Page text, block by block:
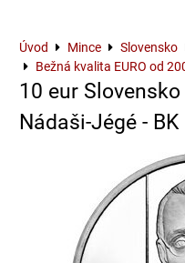
Úvod Mince Slovensko
Bežná kvalita EURO od
10 eur
Nádaši-Jégé - BK